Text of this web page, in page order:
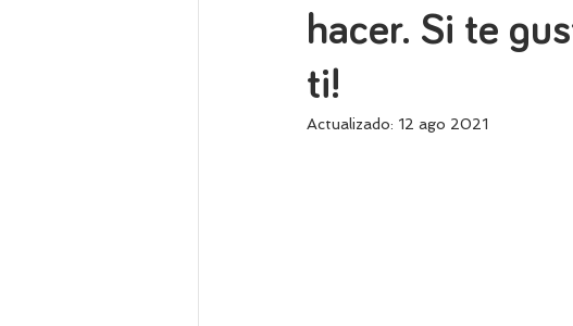
hacer. Si te
ti!
Actualizado: 12 ago 2021